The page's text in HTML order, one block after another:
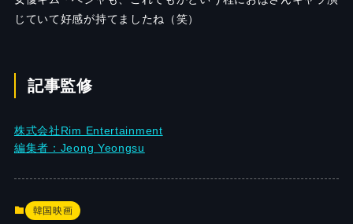
じていて好感が持てましたね（笑）
記事監修
株式会社Rim Entertainment
編集者：Jeong Yeongsu
韓国映画